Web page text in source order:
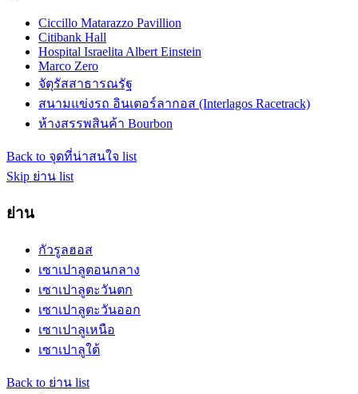
Ciccillo Matarazzo Pavillion
Citibank Hall
Hospital Israelita Albert Einstein
Marco Zero
จัตุรัสสาธารณรัฐ
สนามแข่งรถ อินเตอร์ลากอส (Interlagos Racetrack)
ห้างสรรพสินค้า Bourbon
Back to จุดที่น่าสนใจ list
Skip ย่าน list
ย่าน
กัวรูลฮอส
เซาเปาลูตอนกลาง
เซาเปาลูตะวันตก
เซาเปาลูตะวันออก
เซาเปาลูเหนือ
เซาเปาลูใต้
Back to ย่าน list